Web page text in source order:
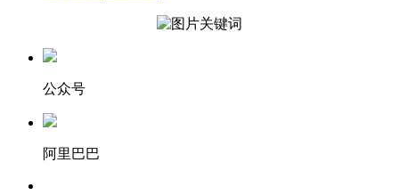
公众号
阿里巴巴